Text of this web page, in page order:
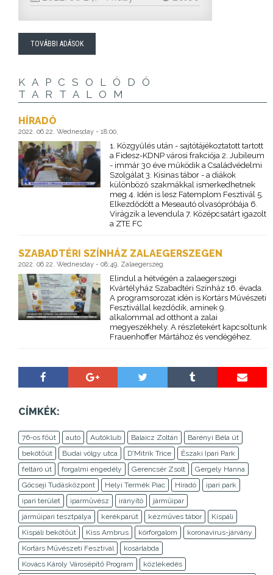
TOVÁBBI ADÁSOK
KAPCSOLÓDÓ
TARTALOM
HÍRADÓ
2022. 06 22. Wednesday - 18:00,
1. Közgyűlés után - sajtótájékoztatott tartott
a Fidesz-KDNP városi frakciója 2. Jubileum
- immár 30 éve működik a Családvédelmi
Szolgálat 3. Kisinas tábor - a diákok
különböző szakmákkal ismerkedhetnek
meg 4. Idén is lesz Fatemplom Fesztivál 5.
Elkezdődött a Meseautó olvasópróbája 6.
Virágzik a levendula 7. Középcsatárt igazolt
a ZTE FC
SZABADTÉRI SZÍNHÁZ ZALAEGERSZEGEN
2022. 06 22. Wednesday - 08:49, Zalaegerszeg
Elindul a hétvégén a zalaegerszegi
Kvártélyház Szabadtéri Színház 16. évada.
A programsorozat idén is Kortárs Művészeti
Fesztivállal kezdődik, aminek 9.
alkalommal ad otthont a zalai
megyeszékhely. A részletekért kapcsoltunk
Frauenhoffer Mártához és vendégéhez.
CÍMKÉK:
76-os főút autó Autóklub Balaicz Zoltán
Barényi Béla út
bekötőút
Budai völgy utca D'Mitrik Trice
Északi Ipari Park
feltáró út
forgalmi engedély Gerencsér Zsolt
Gergely Hanna
Göcseji Tudásközpont
Helyi Termék Piac Híradó
ipari park
ipari terület
iparművész irányító
járműipar
járműipari tesztpálya
kerékpárút kézműves tábor
Kispáli
Kispáli bekötőút
Kiss Ambrus körforgalom
koronavírus-járvány
Kortárs Művészeti Fesztivál
kosárlabda
Kovács Károly Városépítő Program
közlekedés